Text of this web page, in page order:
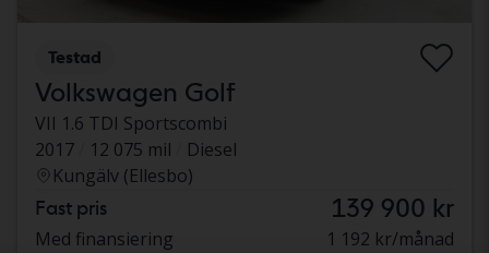
Testad
Volkswagen Golf
VII 1.6 TDI Sportscombi
2017
12 075 mil
Diesel
Kungälv (Ellesbo)
Fast pris 139 900 kr
Med finansiering 1 192 kr/månad